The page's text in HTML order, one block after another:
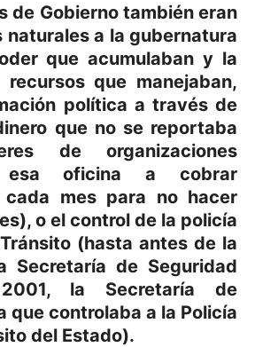
de Gobierno también eran
naturales a la gubernatura
que acumulaban y la
que manejaban,
política a través de
que no se reportaba
de organizaciones
oficina a cobrar
cada mes para no hacer
o el control de la policía
(hasta antes de la
Secretaría de Seguridad
la Secretaría de
que controlaba a la Policía
del Estado).